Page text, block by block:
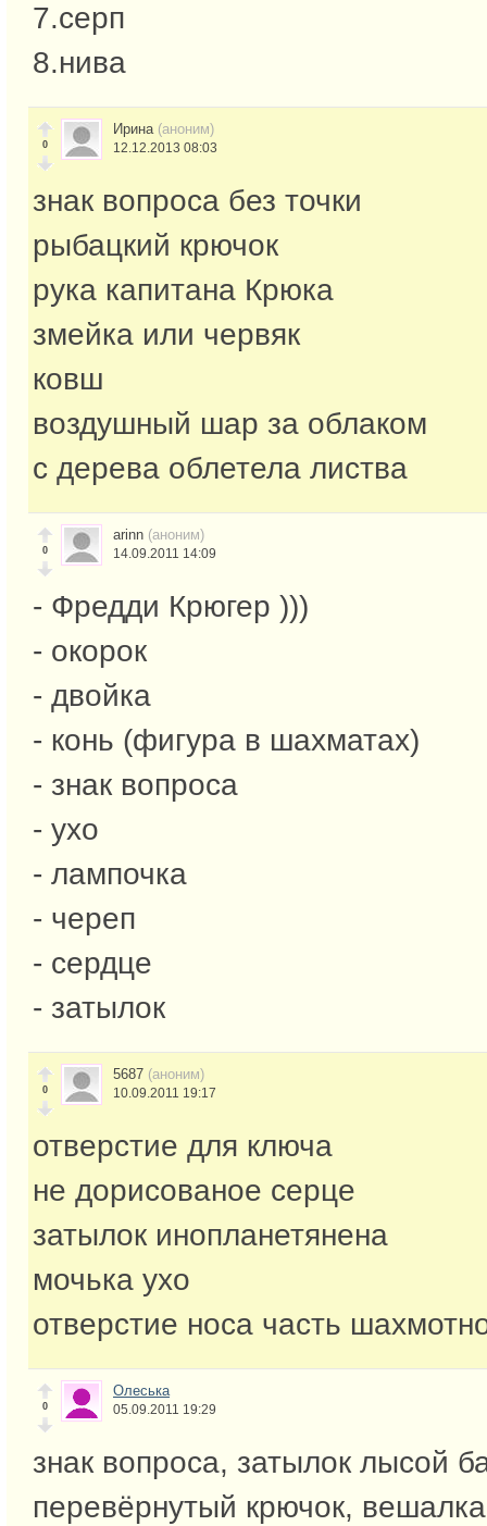
7.серп
8.нива
0
Ирина (аноним)
12.12.2013 08:03
знак вопроса без точки
рыбацкий крючок
рука капитана Крюка
змейка или червяк
ковш
воздушный шар за облаком
с дерева облетела листва
0
arinn (аноним)
14.09.2011 14:09
- Фредди Крюгер )))
- окорок
- двойка
- конь (фигура в шахматах)
- знак вопроса
- ухо
- лампочка
- череп
- сердце
- затылок
0
5687 (аноним)
10.09.2011 19:17
отверстие для ключа
не дорисованое серце
затылок инопланетянена
мочька ухо
отверстие носа часть
0
Олеська
05.09.2011 19:29
знак вопроса, затылок лысой
перевёрнутый крючок, вешалка